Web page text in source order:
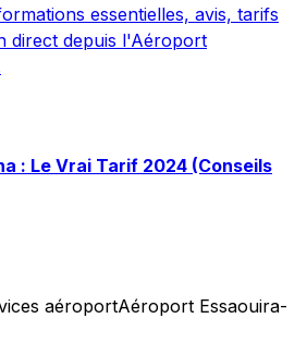
essentielles, avis, tarifs
direct depuis l'Aéroport
: Le Vrai Tarif 2024 (Conseils
aéroportAéroport Essaouira-